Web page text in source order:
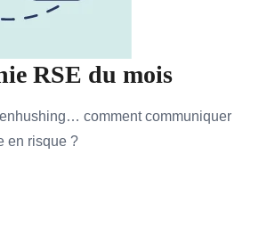
RSE du mois
comment communiquer
en risque ?